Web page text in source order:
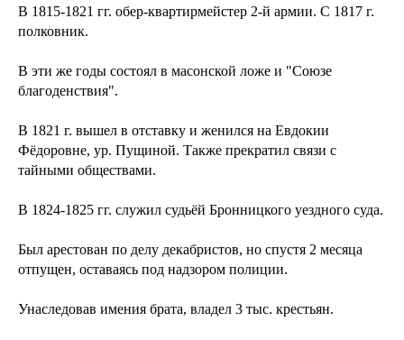
В 1815-1821 гг. обер-квартирмейстер 2-й армии. С 1817 г.
полковник.
В эти же годы состоял в масонской ложе и "Союзе
благоденствия".
В 1821 г. вышел в отставку и женился на Евдокии
Фёдоровне, ур. Пущиной. Также прекратил связи с
тайными обществами.
В 1824-1825 гг. служил судьёй Бронницкого уездного суда.
Был арестован по делу декабристов, но спустя 2 месяца
отпущен, оставаясь под надзором полиции.
Унаследовав имения брата, владел 3 тыс. крестьян.